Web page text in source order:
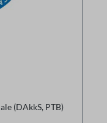
(DAkkS, PTB)